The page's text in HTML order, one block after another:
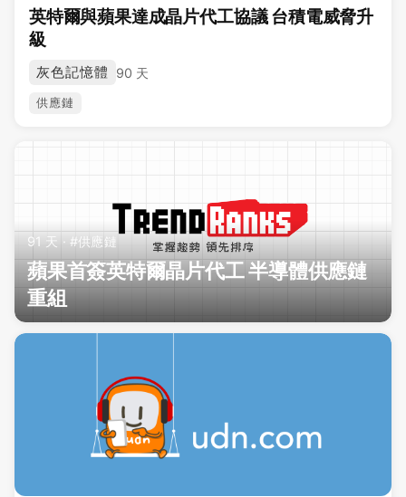
英特爾與蘋果達成晶片代工協議 台積電威脅升
級
灰色記憶體 90 天
供應鏈
91 天 · #供應鏈
蘋果首簽英特爾晶片代工 半導體供應鏈
重組